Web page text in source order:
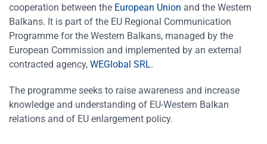
cooperation between the European Union and the Western
Balkans. It is part of the EU Regional Communication
Programme for the Western Balkans, managed by the
European Commission and implemented by an external
contracted agency, WEGlobal SRL.
The programme seeks to raise awareness and increase
knowledge and understanding of EU-Western Balkan
relations and of EU enlargement policy.